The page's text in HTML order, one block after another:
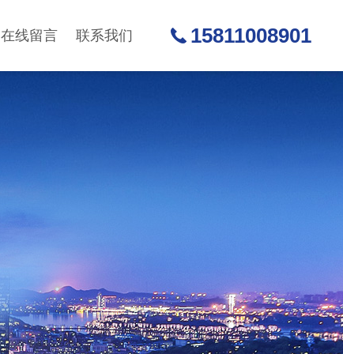
在线留言 联系我们 15811008901